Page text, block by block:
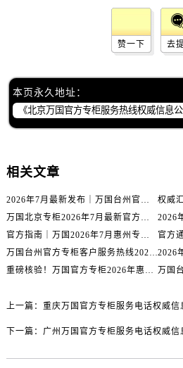
赞一下 去
本页永久地址：
相关文章
2026年7月最新发布｜万国台州官方专柜客户服务热线与专柜信息攻略
万国北京专柜2026年7月最新官方客服热线｜门店信息及服务攻略发布
官方指南｜万国2026年7月惠州专柜客户服务热线与门店信息全攻略
万国台州官方专柜客户服务热线2026年7月最新公告｜专柜信息权威核验
重磅核验！万国官方专柜2026年惠州客户服务热线与门店信息（7月最新）
上一篇： 重庆万国官方专柜服务电话权威信
下一篇： 广州万国官方专柜服务电话权威信